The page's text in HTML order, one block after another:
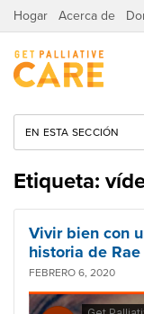
Hogar Acerca de
EN ESTA SECCIÓN
Etiqueta:
Vivir bien con
historia de
FEBRERO 6, 2020